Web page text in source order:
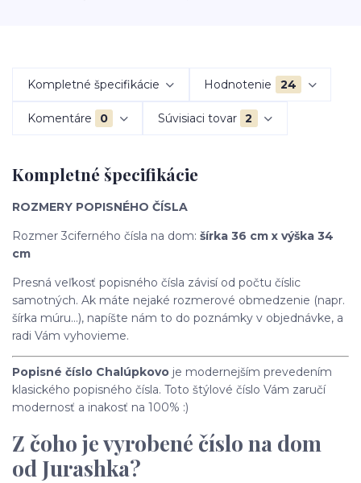
Kompletné špecifikácie Hodnotenie 24
Komentáre 0 Súvisiaci tovar 2
Kompletné špecifikácie
ROZMERY POPISNÉHO ČÍSLA
Rozmer 3ciferného čísla na dom: šírka 36 cm x výška 34
cm
Presná veľkosť popisného čísla závisí od počtu číslic
samotných. Ak máte nejaké rozmerové obmedzenie (napr.
šírka múru...), napíšte nám to do poznámky v objednávke, a
radi Vám vyhovieme.
Popisné číslo Chalúpkovo je modernejším prevedením
klasického popisného čísla. Toto štýlové číslo Vám zaručí
modernosť a inakosť na 100% :)
Z čoho je vyrobené číslo na dom
od Jurashka?